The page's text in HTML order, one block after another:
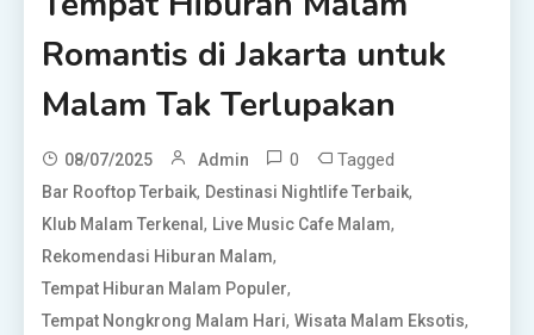
Romantis di Jakarta untuk
Malam Tak Terlupakan
08/07/2025 Admin 0 Tagged
Bar Rooftop Terbaik, Destinasi Nightlife Terbaik,
Klub Malam Terkenal, Live Music Cafe Malam,
Rekomendasi Hiburan Malam,
Tempat Hiburan Malam Populer,
Tempat Nongkrong Malam Hari,Wisata Malam Eksotis,